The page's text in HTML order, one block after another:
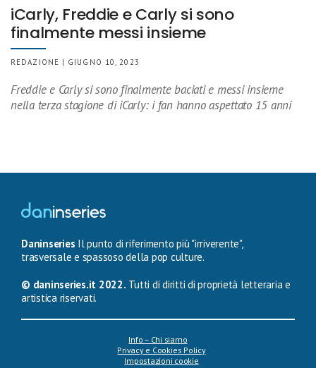
iCarly, Freddie e Carly si sono
finalmente messi insieme
REDAZIONE | GIUGNO 10, 2023
Freddie e Carly si sono finalmente baciati e messi insieme
nella terza stagione di iCarly: i fan hanno aspettato 15 anni
Daninseries Il punto di riferimento più "irriverente",
trasversale e spassoso della pop culture.
© daninseries.it 2022. Tutti di diritti di proprietà letteraria e
artistica riservati.
Info – Chi siamo
Privacy e Cookies Policy
Impostazioni cookie